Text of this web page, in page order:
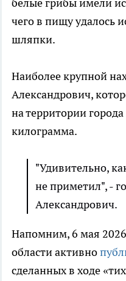
белые грибы имели
чего в пищу удалось
шляпки.
Наиболее крупной
Александрович,
на территории
килограмма.
"Удивительно,
не приметил", -
Александрович.
Напомним, 6 мая
области активно
сделанных в ходе